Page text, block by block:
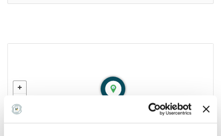
Note aggiuntive sulla tua prenotazione